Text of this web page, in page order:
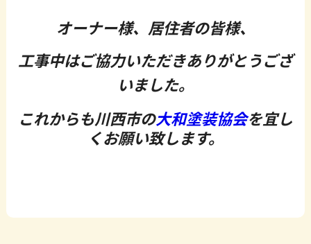
オーナー様、居住者の皆様、
工事中はご協力いただきありがとうござ
いました。
これからも川西市の大和塗装協会を宜し
くお願い致します。